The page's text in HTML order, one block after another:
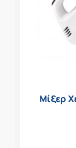
Μίξερ